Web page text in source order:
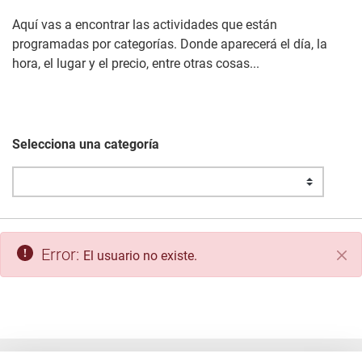
Aquí vas a encontrar las actividades que están
programadas por categorías. Donde aparecerá el día, la
hora, el lugar y el precio, entre otras cosas...
Selecciona una categoría
Error: El usuario no existe.